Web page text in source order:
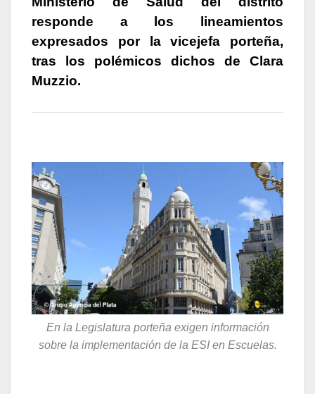
p
p
m
o
o
k
n
g
er
y n
ar
tir
responde a los lineamientos
expresados por la vicejefa porteña,
tras los polémicos dichos de Clara
Muzzio.
En la Legislatura porteña exigen información
sobre la implementación de la ESI en Escuelas.